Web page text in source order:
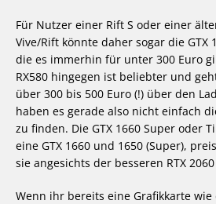
Für Nutzer einer Rift S oder einer
Vive/Rift könnte daher sogar die GTX
die es immerhin für unter 300 Euro
RX580 hingegen ist beliebter und
über 300 bis 500 Euro (!) über den
haben es gerade also nicht einfach
zu finden. Die GTX 1660 Super oder
eine GTX 1660 und 1650 (Super),
sie angesichts der besseren RTX
Wenn ihr bereits eine Grafikkarte wie